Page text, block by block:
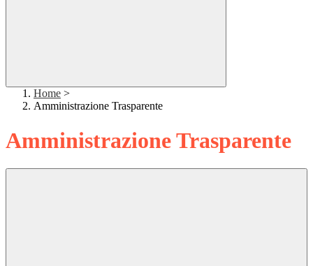
Home >
Amministrazione Trasparente
Amministrazione Trasparente